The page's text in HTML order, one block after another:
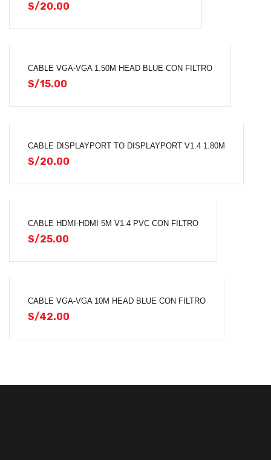
S/20.00
CABLE VGA-VGA 1.50M HEAD BLUE CON FILTRO
S/15.00
CABLE DISPLAYPORT TO DISPLAYPORT V1.4 1.80M
S/20.00
CABLE HDMI-HDMI 5M V1.4 PVC CON FILTRO
S/25.00
CABLE VGA-VGA 10M HEAD BLUE CON FILTRO
S/42.00